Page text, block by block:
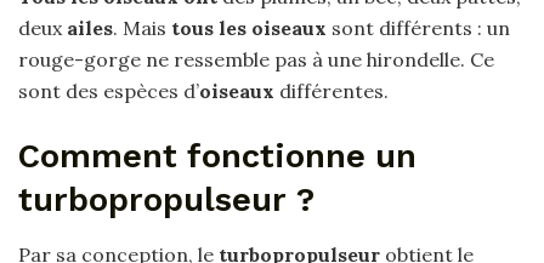
deux ailes. Mais tous les oiseaux sont différents : un
rouge-gorge ne ressemble pas à une hirondelle. Ce
sont des espèces d’oiseaux différentes.
Comment fonctionne un
turbopropulseur ?
Par sa conception, le turbopropulseur obtient le